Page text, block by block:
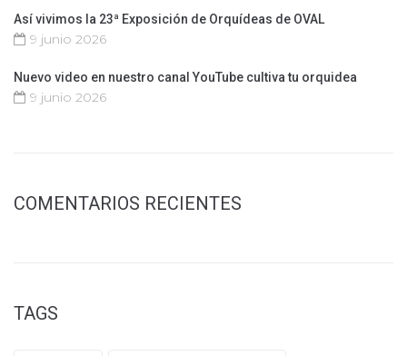
Así vivimos la 23ª Exposición de Orquídeas de OVAL
9 junio 2026
Nuevo video en nuestro canal YouTube cultiva tu orquidea
9 junio 2026
COMENTARIOS RECIENTES
TAGS